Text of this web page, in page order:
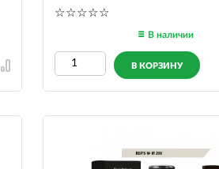
В наличии
В КОРЗИНУ